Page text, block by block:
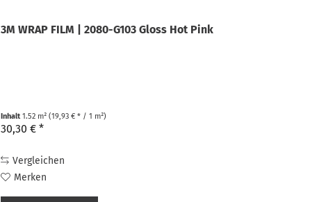
3M WRAP FILM | 2080-G103 Gloss Hot Pink
Inhalt1.52 m²(19,93 € * / 1 m²)
30,30 € *
Vergleichen
Merken